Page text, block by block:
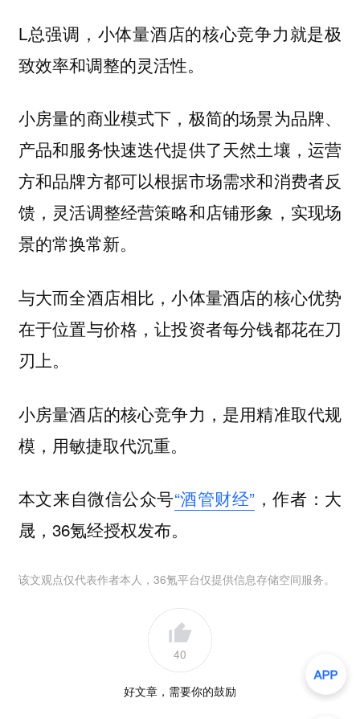
L总强调，小体量酒店的核心竞争力就是极
致效率和调整的灵活性。
小房量的商业模式下，极简的场景为品牌、
产品和服务快速迭代提供了天然土壤，运营
方和品牌方都可以根据市场需求和消费者反
馈，灵活调整经营策略和店铺形象，实现场
景的常换常新。
与大而全酒店相比，小体量酒店的核心优势
在于位置与价格，让投资者每分钱都花在刀
刃上。
小房量酒店的核心竞争力，是用精准取代规
模，用敏捷取代沉重。
本文来自微信公众号“酒管财经” ，作者：大
晟，36氪经授权发布。
该文观点仅代表作者本人，36氪平台仅提供信息存储空间服务。
40
好文章，需要你的鼓励